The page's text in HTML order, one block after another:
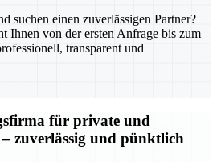
suchen einen zuverlässigen Partner?
Ihnen von der ersten Anfrage bis zum
transparent und
für private und
zuverlässig und pünktlich